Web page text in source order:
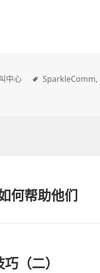
中心 SparkleComm
何帮助他们
（二）